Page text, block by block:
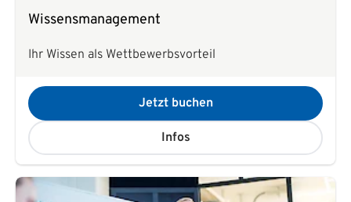
Wissensmanagement
Ihr Wissen als Wettbewerbsvorteil
Jetzt buchen
Infos